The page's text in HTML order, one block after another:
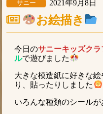
サニー 2021年9月8日
お絵描き
今日のサニーキッズクラ
ルで遊びました
大きな模造紙に好きな
り、貼ったりしました
いろんな種類のシール